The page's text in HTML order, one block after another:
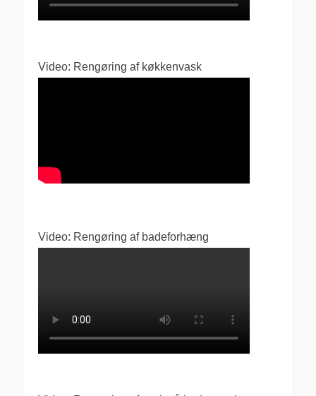
Video: Rengøring af køkkenvask
Video: Rengøring af badeforhæng